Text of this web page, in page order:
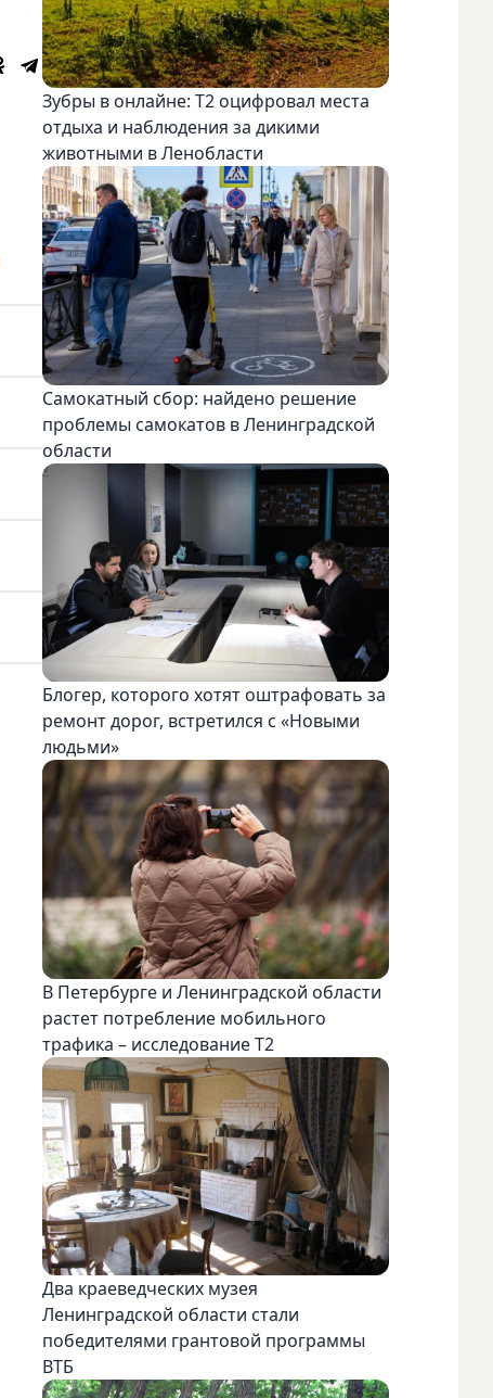
Зубры в онлайне: Т2 оцифровал места
отдыха и наблюдения за дикими
животными в Ленобласти
Самокатный сбор: найдено решение
проблемы самокатов в Ленинградской
области
Блогер, которого хотят оштрафовать за
ремонт дорог, встретился с «Новыми
людьми»
В Петербурге и Ленинградской области
растет потребление мобильного
трафика – исследование T2
Два краеведческих музея
Ленинградской области стали
победителями грантовой программы
ВТБ